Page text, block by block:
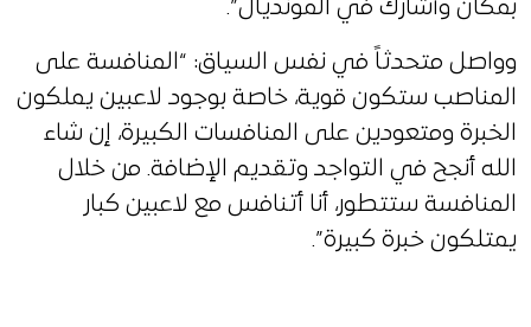
بمكان وأشارك في المونديال”.
وواصل متحدثاً في نفس السياق: “المنافسة على
المناصب ستكون قوية، خاصة بوجود لاعبين يملكون
الخبرة ومتعودين على المنافسات الكبيرة، إن شاء
الله أنجح في التواجد وتقديم الإضافة. من خلال
المنافسة ستتطور، أنا أتنافس مع لاعبين كبار
يمتلكون خبرة كبيرة”.